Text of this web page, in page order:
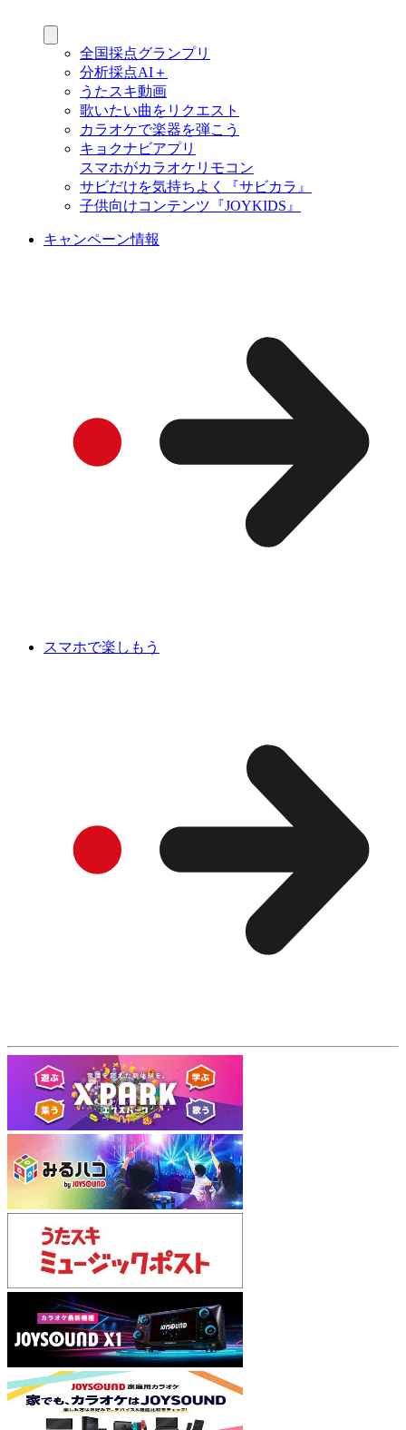
全国採点グランプリ
分析採点AI＋
うたスキ動画
歌いたい曲をリクエスト
カラオケで楽器を弾こう
キョクナビアプリ
スマホがカラオケリモコン
サビだけを気持ちよく『サビカラ』
子供向けコンテンツ『JOYKIDS』
キャンペーン情報
スマホで楽しもう